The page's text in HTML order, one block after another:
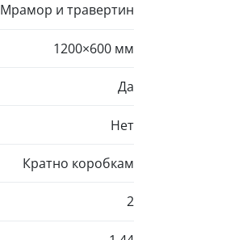
Мрамор и травертин
1200×600 мм
Да
Нет
Кратно коробкам
2